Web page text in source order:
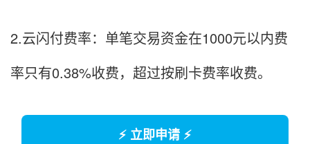
2.云闪付费率：单笔交易资金在1000元以内费
率只有0.38%收费，超过按刷卡费率收费。
⚡ 立即申请 ⚡